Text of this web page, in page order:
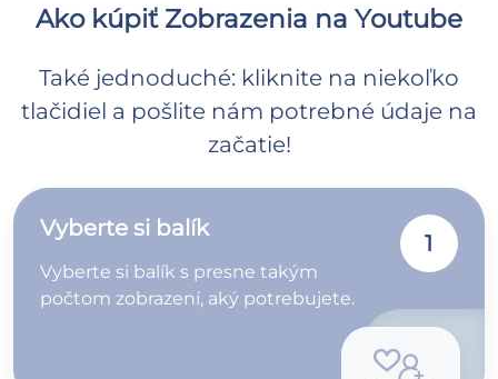
Ako kúpiť Zobrazenia na Youtube
Také jednoduché: kliknite na niekoľko
tlačidiel a pošlite nám potrebné údaje na
začatie!
Vyberte si balík
Vyberte si balík s presne takým
počtom zobrazení, aký potrebujete.
1